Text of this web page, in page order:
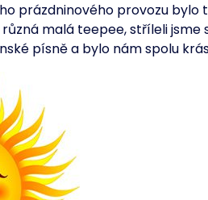
prázdninového provozu bylo
malá teepee, stříleli jsme
písně a bylo nám spolu